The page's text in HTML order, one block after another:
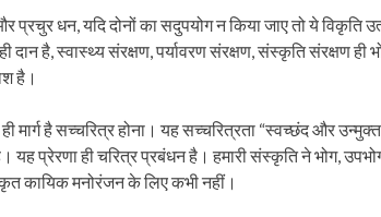
प्रचुर धन, यदि दोनों का सदुपयोग न किया जाए तो ये विकृति
है, स्वास्थ्य संरक्षण, पर्यावरण संरक्षण, संस्कृति संरक्षण ही
है।
मार्ग है सच्चरित्र होना। यह सच्चरित्रता “स्वच्छंद और
यह प्रेरणा ही चरित्र प्रबंधन है। हमारी संस्कृति ने भोग,
कायिक मनोरंजन के लिए कभी नहीं।